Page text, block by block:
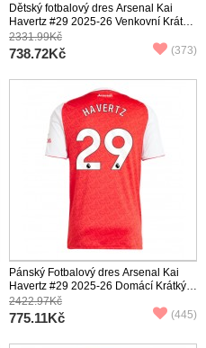
Dětský fotbalový dres Arsenal Kai
Havertz #29 2025-26 Venkovní Krátký
Rukáv (+ trenýrky)
2331.99Kč
738.72Kč (373)
Pánský Fotbalový dres Arsenal Kai
Havertz #29 2025-26 Domácí Krátký
Rukáv
2422.97Kč
775.11Kč (445)